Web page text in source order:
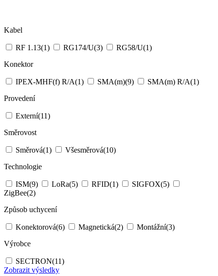
Kabel
RF 1.13(1) RG174/U(3) RG58/U(1)
Konektor
IPEX-MHF(f) R/A(1) SMA(m)(9) SMA(m) R/A(1)
Provedení
Externí(11)
Směrovost
Směrová(1) Všesměrová(10)
Technologie
ISM(9) LoRa(5) RFID(1) SIGFOX(5)
ZigBee(2)
Způsob uchycení
Konektorová(6) Magnetická(2) Montážní(3)
Výrobce
SECTRON(11)
Zobrazit výsledky